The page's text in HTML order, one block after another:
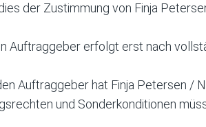
der Zustimmung von Finja
Auftraggeber erfolgt erst nach
Auftraggeber hat Finja Petersen /
und Sonderkonditionen